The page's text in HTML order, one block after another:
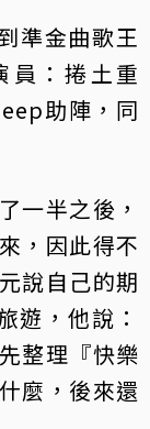
準金曲歌王
員：捲土重
助陣，同
一半之後，
，因此得不
說自己的期
遊，他說：
整理『快樂
麼，後來還